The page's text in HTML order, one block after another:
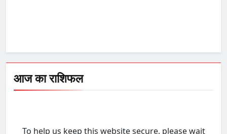
आज का राशिफल